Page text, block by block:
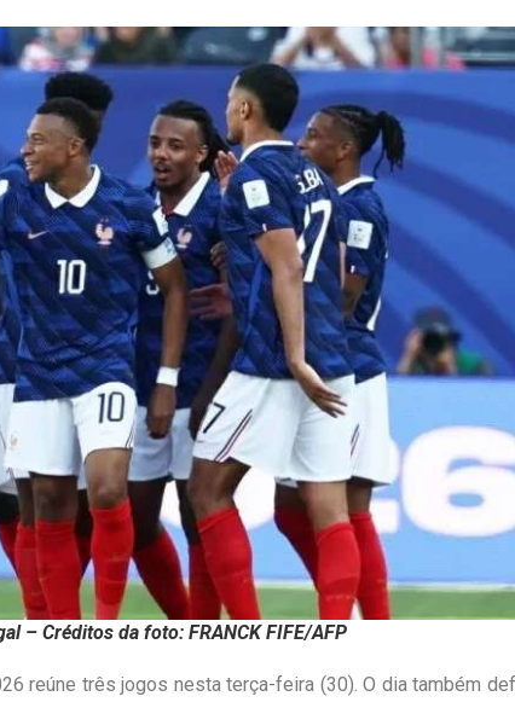
– Créditos da foto: FRANCK FIFE/AFP
reúne três jogos nesta terça-feira (30). O dia também